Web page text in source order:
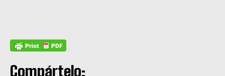
Compártelo: